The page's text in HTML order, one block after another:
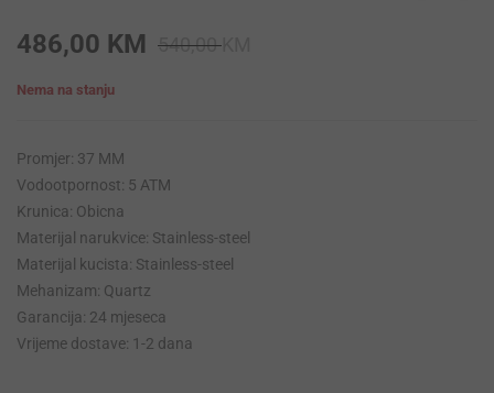
540,00
486,00 KM
Nema na stanju
Promjer: 37 MM
Vodootpornost: 5 ATM
Krunica: Obicna
Materijal narukvice: Stainless-steel
Materijal kucista: Stainless-steel
Mehanizam: Quartz
Garancija: 24 mjeseca
Vrijeme dostave: 1-2 dana